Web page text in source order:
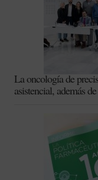
La oncología de
asistencial, además